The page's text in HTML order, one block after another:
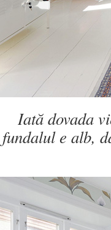
Iată dovada
fundalul e alb,